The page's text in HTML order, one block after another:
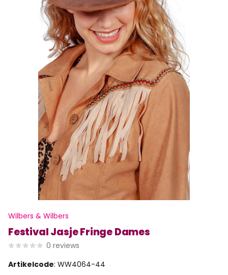
Wilbers & Wilbers
Festival Jasje Fringe Dames
0 reviews
Artikelcode: WW4064-44